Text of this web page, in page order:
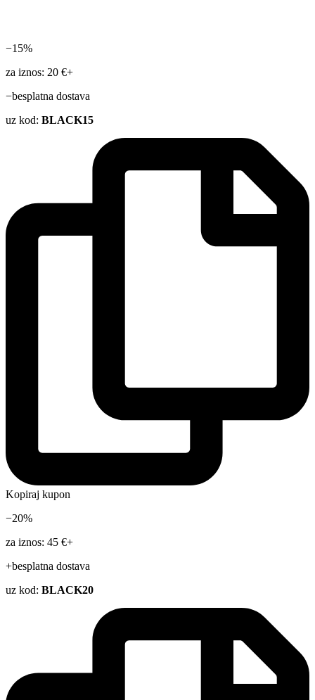
−15%
za iznos: 20 €+
−besplatna dostava
uz kod: BLACK15
Kopiraj kupon
−20%
za iznos: 45 €+
+besplatna dostava
uz kod: BLACK20